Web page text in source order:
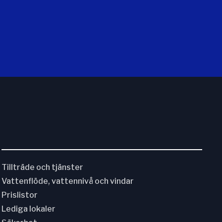
Tillträde och tjänster
Vattenflöde, vattennivå och vindar
Prislistor
Lediga lokaler